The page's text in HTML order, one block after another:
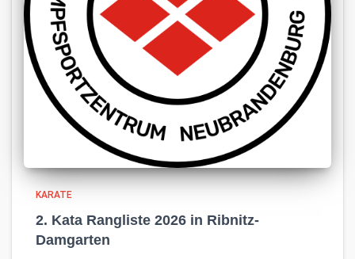
KARATE
2. Kata Rangliste 2026 in Ribnitz-
Damgarten